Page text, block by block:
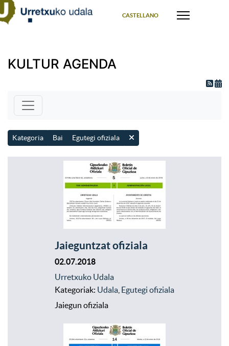
CASTELLANO
KULTUR AGENDA
Kategoria Bai Egutegi ofiziala
Jaieguntzat ofiziala
02.07.2018
Urretxuko Udala
Kategoriak: Udala Egutegi ofiziala
Jaiegun ofiziala